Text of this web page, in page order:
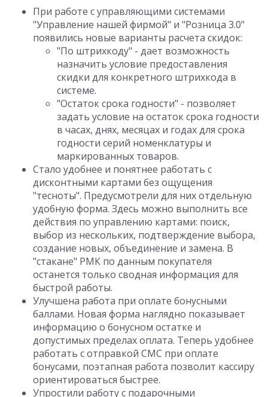
При работе с управляющими системами
"Управление нашей фирмой" и "Розница 3.0"
появились новые варианты расчета скидок:
"По штрихкоду" - дает возможность
назначить условие предоставления
скидки для конкретного штрихкода в
системе.
"Остаток срока годности" - позволяет
задать условие на остаток срока годности
в часах, днях, месяцах и годах для срока
годности серий номенклатуры и
маркированных товаров.
Стало удобнее и понятнее работать с
дисконтными картами без ощущения
"тесноты". Предусмотрели для них отдельную
удобную форма. Здесь можно выполнить все
действия по управлению картами: поиск,
выбор из нескольких, подтверждение выбора,
создание новых, объединение и замена. В
"стакане" РМК по данным покупателя
останется только сводная информация для
быстрой работы.
Улучшена работа при оплате бонусными
баллами. Новая форма наглядно показывает
информацию о бонусном остатке и
допустимых пределах оплата. Теперь удобнее
работать с отправкой СМС при оплате
бонусами, поэтапная работа позволит кассиру
ориентироваться быстрее.
Упростили работу с подарочными